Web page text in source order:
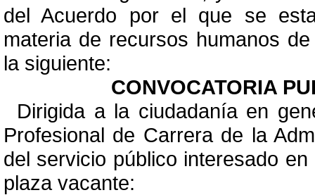
del Acuerdo por el que se
materia de recursos humanos
la siguiente:
CONVOCATORIA
Dirigida a la ciudadanía en
Profesional de Carrera de la
del servicio público interesado
plaza vacante: